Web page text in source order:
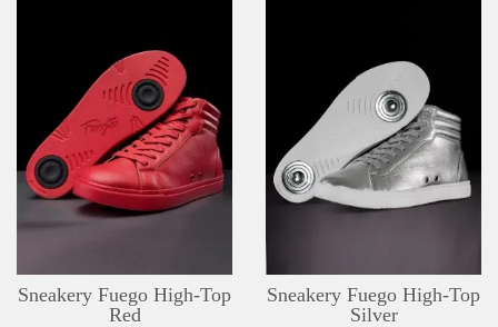
LISTA ŻYCZEŃ
SZCZEGÓŁY
Sneakery Fuego High-Top
Red
Sneakery Fuego High-Top
Silver